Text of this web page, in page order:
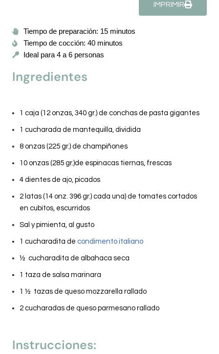
IMPRIMIR
Tiempo de preparación: 15 minutos
Tiempo de cocción: 40 minutos
Ideal para 4 a 6 personas
Ingredientes
1 caja (12 onzas, 340 gr.) de conchas de pasta gigantes
1 cucharada de mantequilla, dividida
8 onzas (225 gr.) de champiñones
10 onzas (285 gr.)de espinacas tiernas, frescas
4 dientes de ajo, picados
2 latas (14 onz. 396 gr.) cada una) de tomates cortados
en cubitos, escurridos
Sal y pimienta, al gusto
1 cucharadita de condimento italiano
½ cucharadita de albahaca seca
1 taza de salsa marinara
1 ½ tazas de queso mozzarella rallado
2 cucharadas de queso parmesano rallado
Instrucciones: